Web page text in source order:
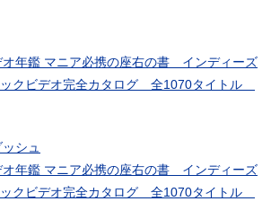
オ年鑑 マニア必携の座右の書 インディーズ
ックビデオ完全カタログ 全1070タイトル
シュ
オ年鑑 マニア必携の座右の書 インディーズ
ックビデオ完全カタログ 全1070タイトル